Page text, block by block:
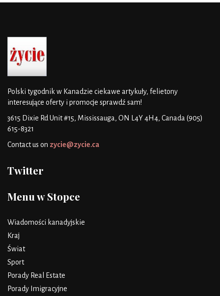
Polski tygodnik w Kanadzie ciekawe artykuły, felietony
interesujące oferty i promocje sprawdź sam!
3615 Dixie Rd Unit #15, Mississauga, ON L4Y 4H4, Canada (905)
615-8321
Contact us on zycie@zycie.ca
Twitter
Menu w Stopce
Wiadomości kanadyjskie
Kraj
Świat
Sport
Porady Real Estate
Porady Imigracyjne